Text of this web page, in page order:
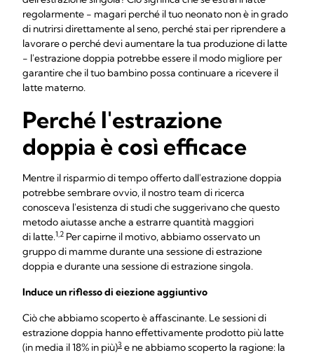
regolarmente - magari perché il tuo neonato non è in grado
di nutrirsi direttamente al seno, perché stai per riprendere a
lavorare o perché devi aumentare la tua produzione di latte
- l'estrazione doppia potrebbe essere il modo migliore per
garantire che il tuo bambino possa continuare a ricevere il
latte materno.
Perché l'estrazione
doppia è così efficace
Mentre il risparmio di tempo offerto dall'estrazione doppia
potrebbe sembrare ovvio, il nostro team di ricerca
conosceva l'esistenza di studi che suggerivano che questo
metodo aiutasse anche a estrarre quantità maggiori
di latte.1,2 Per capirne il motivo, abbiamo osservato un
gruppo di mamme durante una sessione di estrazione
doppia e durante una sessione di estrazione singola.
Induce un riflesso di eiezione aggiuntivo
Ciò che abbiamo scoperto è affascinante. Le sessioni di
estrazione doppia hanno effettivamente prodotto più latte
(in media il 18% in più)3 e ne abbiamo scoperto la ragione: la